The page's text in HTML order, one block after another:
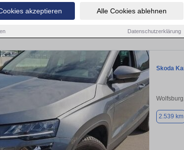
akzeptieren Alle Cookies ablehnen
Datenschutzerklärung
Finden Sie in Hillerse Ihren gebrauchten Skoda –
gebrauchte Skoda Fahrzeuge. Von Kleinwagen bis hin zum
von privat und vom
Skoda
2.539 km